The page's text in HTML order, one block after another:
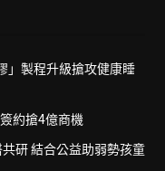
」製程升級搶攻健康睡
約搶4億商機
研 結合公益助弱勢孩童